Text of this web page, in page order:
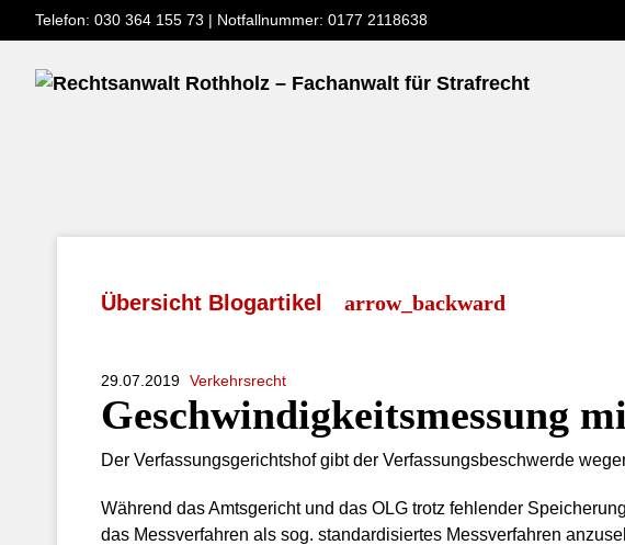
Telefon: 030 364 155 73 | Notfallnummer: 0177 2118638
Übersicht Blogartikel
29.07.2019 Verkehrsrecht
Geschwindigkeitsmessung
Der Verfassungsgerichtshof gibt der Verfassungsbeschwerde
Während das Amtsgericht und das OLG trotz fehlender
das Messverfahren als sog. standardisiertes Messverfahren